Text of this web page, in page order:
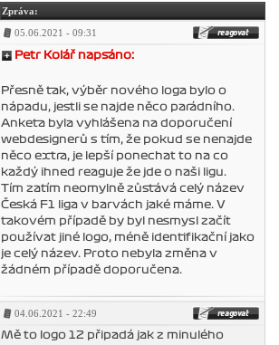
Zpráva:
05.06.2021 - 09:31
Petr Kolář napsáno:
Přesně tak, výběr nového loga bylo o
nápadu, jestli se najde něco parádního.
Anketa byla vyhlášena na doporučení
webdesignerů s tím, že pokud se nenajde
něco extra, je lepší ponechat to na co
každý ihned reaguje že jde o naši ligu.
Tím zatím neomylně zůstává celý název
Česká F1 liga v barvách jaké máme. V
takovém případě by byl nesmysl začít
používat jiné logo, méně identifikační jako
je celý název. Proto nebyla změna v
žádném případě doporučena.
04.06.2021 - 22:49
Mě to logo 12 připadá jak z minulého